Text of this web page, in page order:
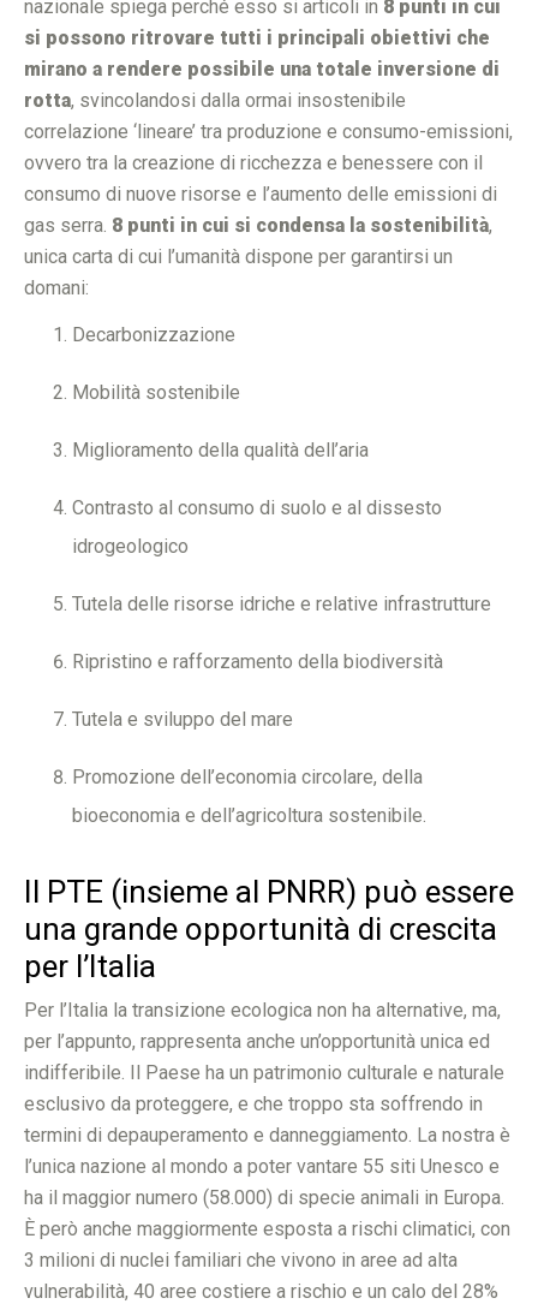
nazionale spiega perché esso si articoli in 8 punti in cui
si possono ritrovare tutti i principali obiettivi che
mirano a rendere possibile una totale inversione di
rotta, svincolandosi dalla ormai insostenibile
correlazione ‘lineare’ tra produzione e consumo-emissioni,
ovvero tra la creazione di ricchezza e benessere con il
consumo di nuove risorse e l’aumento delle emissioni di
gas serra. 8 punti in cui si condensa la sostenibilità,
unica carta di cui l’umanità dispone per garantirsi un
domani:
Decarbonizzazione
Mobilità sostenibile
Miglioramento della qualità dell’aria
Contrasto al consumo di suolo e al dissesto
idrogeologico
Tutela delle risorse idriche e relative infrastrutture
Ripristino e rafforzamento della biodiversità
Tutela e sviluppo del mare
Promozione dell’economia circolare, della
bioeconomia e dell’agricoltura sostenibile.
Il PTE (insieme al PNRR) può essere
una grande opportunità di crescita
per l’Italia
Per l’Italia la transizione ecologica non ha alternative, ma,
per l’appunto, rappresenta anche un’opportunità unica ed
indifferibile. Il Paese ha un patrimonio culturale e naturale
esclusivo da proteggere, e che troppo sta soffrendo in
termini di depauperamento e danneggiamento. La nostra è
l’unica nazione al mondo a poter vantare 55 siti Unesco e
ha il maggior numero (58.000) di specie animali in Europa.
È però anche maggiormente esposta a rischi climatici, con
3 milioni di nuclei familiari che vivono in aree ad alta
vulnerabilità, 40 aree costiere a rischio e un calo del 28%